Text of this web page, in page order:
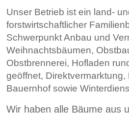
Unser Betrieb ist ein land-
forstwirtschaftlicher
Schwerpunkt Anbau und
Weihnachtsbäumen,
Obstbrennerei, Hofladen
geöffnet,
Bauernhof sowie
Wir haben alle Bäume aus